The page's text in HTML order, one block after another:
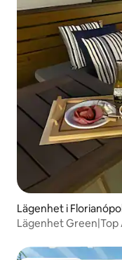
Lägenhet i
Lägenhet